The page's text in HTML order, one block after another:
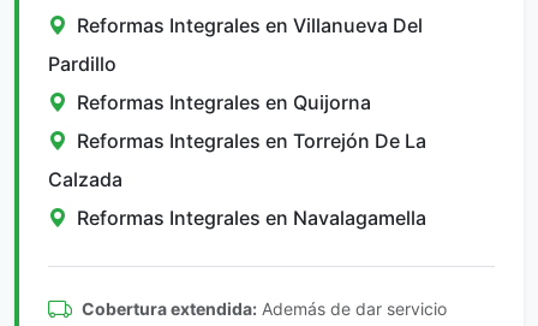
Reformas Integrales en Villanueva Del
Pardillo
Reformas Integrales en Quijorna
Reformas Integrales en Torrejón De La
Calzada
Reformas Integrales en Navalagamella
Cobertura extendida: Además de dar servicio